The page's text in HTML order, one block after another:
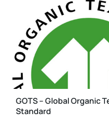
GOTS – Global Organic
Standard